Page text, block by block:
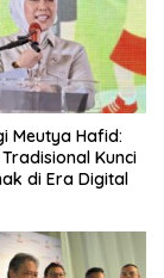
Meutya Hafid:
Kunci
di Era Digital